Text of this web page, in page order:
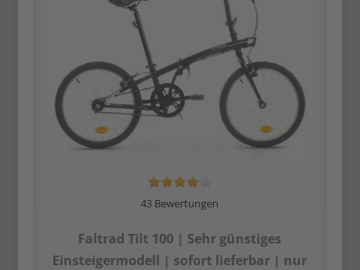
43 Bewertungen
Faltrad Tilt 100 | Sehr günstiges
Einsteiger­modell | sofort lieferbar | nur